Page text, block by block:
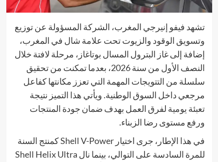
تشهد فيفو إنيرجي المغرب، الشركة المسؤولة عن توزيع
وتسويق الوقود والزيوت تحت علامة شال في المغرب،
إضافة إلى غاز البترول المسال بوتاغاز، مرحلة لافتة خلال
النصف الأول من سنة 2026، بعدما تمكنت من تحقيق
سلسلة من التتويجات المهمة التي تعزز مكانتها كفاعل
مرجعي داخل السوق الوطنية. ويأتي هذا التميز نتيجة
تعبئة يومية لفرق العمل بهدف ضمان جودة المنتجات
ورفع مستوى رضا الزبناء.
في هذا الإطار، جرى اختيار Shell V-Power كمنتج السنة
للمرة السادسة على التوالي، بينما نال Shell Helix Ultra